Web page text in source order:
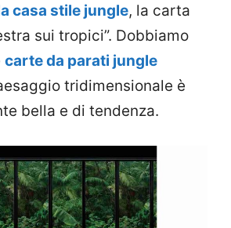
casa stile jungle, la carta
sui tropici”. Dobbiamo
carte da parati jungle
tridimensionale è
bella e di tendenza.